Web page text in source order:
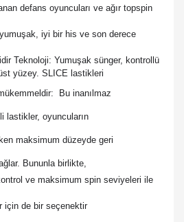
defans oyuncuları ve ağır topspin
iyi bir his ve son derece
Teknoloji: Yumuşak sünger, kontrollü
yüzey. SLICE lastikleri
Bu inanılmaz
lastikler, oyuncuların
maksimum düzeyde geri
Bununla birlikte,
ve maksimum spin seviyeleri ile
için de bir seçenektir